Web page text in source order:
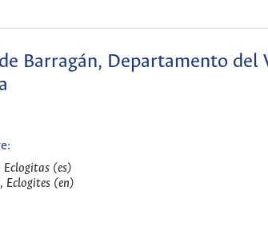
Barragán, Departamento del
(es)
Eclogites (en)